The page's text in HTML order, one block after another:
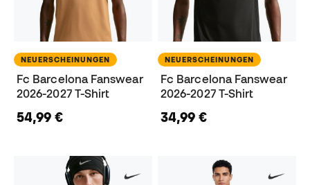
NEUERSCHEINUNGEN
Fc Barcelona Fanswear
2026-2027 T-Shirt
54,99 €
NEUERSCHEINUNGEN
Fc Barcelona Fanswear
2026-2027 T-Shirt
34,99 €